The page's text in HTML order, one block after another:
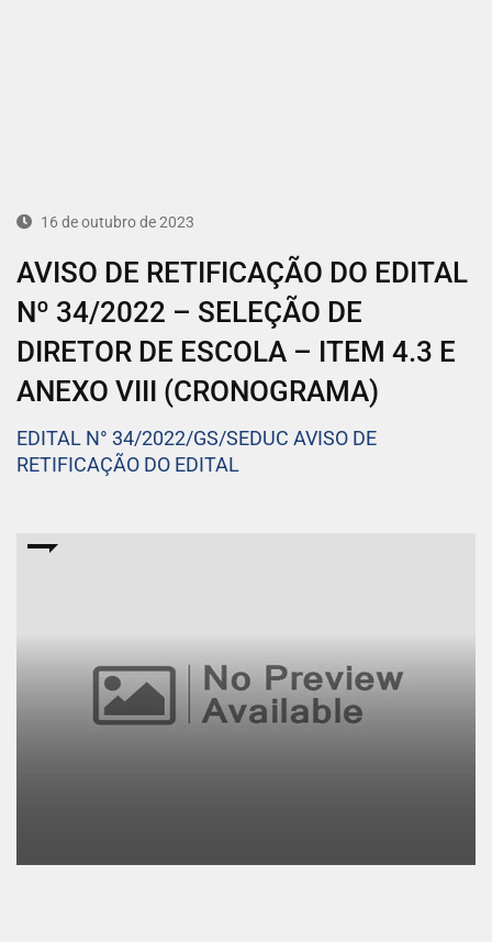
16 de outubro de 2023
AVISO DE RETIFICAÇÃO DO EDITAL
Nº 34/2022 – SELEÇÃO DE
DIRETOR DE ESCOLA – ITEM 4.3 E
ANEXO VIII (CRONOGRAMA)
EDITAL N° 34/2022/GS/SEDUC AVISO DE
RETIFICAÇÃO DO EDITAL